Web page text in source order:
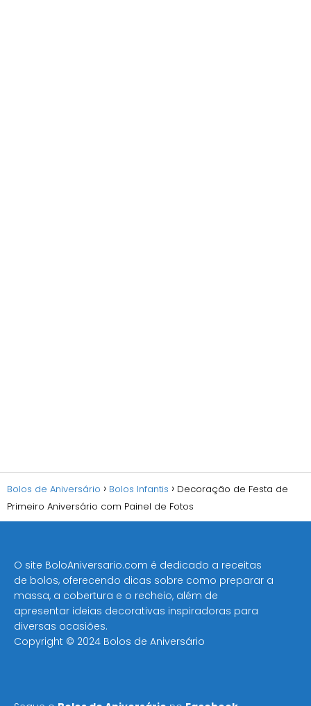
Bolos de Aniversário Bolos Infantis
Decoração de Festa de
Primeiro Aniversário com Painel de Fotos
O site BoloAniversario.com é dedicado a receitas
de bolos, oferecendo dicas sobre como preparar a
massa, a cobertura e o recheio, além de
apresentar ideias decorativas inspiradoras para
diversas ocasiões​.
Copyright © 2024 Bolos de Aniversário